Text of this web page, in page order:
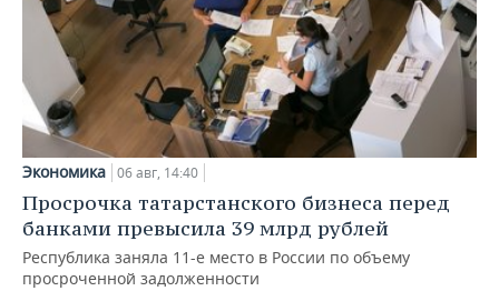
Экономика 06 авг, 14:40
Просрочка татарстанского бизнеса перед
банками превысила 39 млрд рублей
Республика заняла 11-е место в России по объему
просроченной задолженности